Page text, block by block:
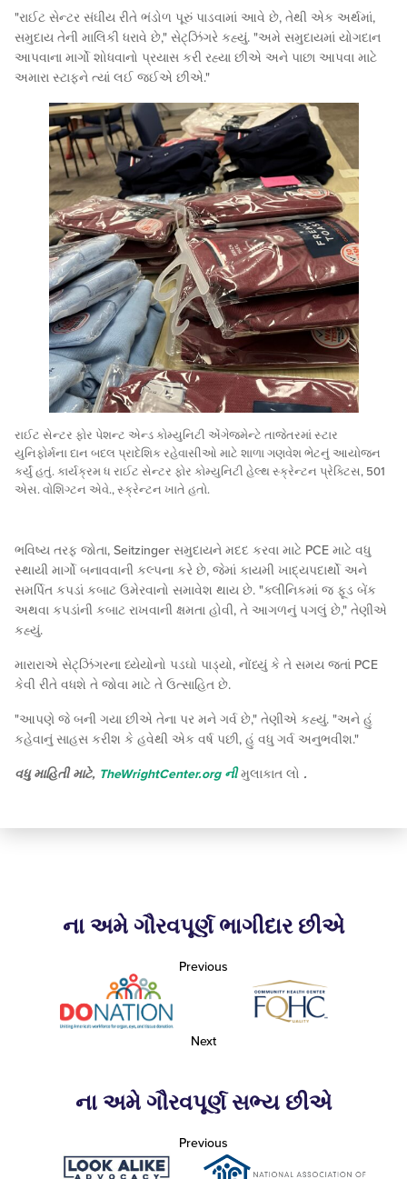
"રાઈટ સેન્ટર સંઘીય રીતે ભંડોળ પૂરું પાડવામાં આવે છે, તેથી એક અર્થમાં,
સમુદાય તેની માલિકી ધરાવે છે," સેટ્ઝિંગરે કહ્યું. "અમે સમુદાયમાં યોગદાન
આપવાના માર્ગો શોધવાનો પ્રયાસ કરી રહ્યા છીએ અને પાછા આપવા માટે
અમારા સ્ટાફને ત્યાં લઈ જઈએ છીએ."
રાઈટ સેન્ટર ફોર પેશન્ટ એન્ડ કોમ્યુનિટી એંગેજમેન્ટે તાજેતરમાં સ્ટાર
યુનિફોર્મના દાન બદલ પ્રાદેશિક રહેવાસીઓ માટે શાળા ગણવેશ ભેટનું આયોજન
કર્યું હતું. કાર્યક્રમ ધ રાઈટ સેન્ટર ફોર કોમ્યુનિટી હેલ્થ સ્ક્રેન્ટન પ્રેક્ટિસ, 501
એસ. વોશિંગ્ટન એવે., સ્ક્રેન્ટન ખાતે હતો.
ભવિષ્ય તરફ જોતા, Seitzinger સમુદાયને મદદ કરવા માટે PCE માટે વધુ
સ્થાયી માર્ગો બનાવવાની કલ્પના કરે છે, જેમાં કાયમી ખાદ્યપદાર્થો અને
સમર્પિત કપડાં કબાટ ઉમેરવાનો સમાવેશ થાય છે. "ક્લીનિકમાં જ ફૂડ બેંક
અથવા કપડાંની કબાટ રાખવાની ક્ષમતા હોવી, તે આગળનું પગલું છે," તેણીએ
કહ્યું.
મારારાએ સેટ્ઝિંગરના ધ્યેયોનો પડઘો પાડ્યો, નોંધ્યું કે તે સમય જતાં PCE
કેવી રીતે વધશે તે જોવા માટે તે ઉત્સાહિત છે.
"આપણે જે બની ગયા છીએ તેના પર મને ગર્વ છે," તેણીએ કહ્યું. "અને હું
કહેવાનું સાહસ કરીશ કે હવેથી એક વર્ષ પછી, હું વધુ ગર્વ અનુભવીશ."
વધુ માહિતી માટે, TheWrightCenter.org નીમુલાકાત લો .
ના અમે ગૌરવપૂર્ણ ભાગીદાર છીએ
Previous
Next
ના અમે ગૌરવપૂર્ણ સભ્ય છીએ
Previous